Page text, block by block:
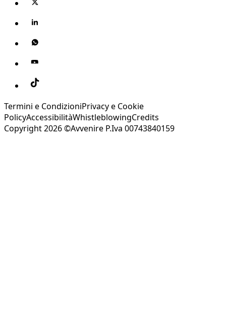
Termini e CondizioniPrivacy e Cookie
PolicyAccessibilitàWhistleblowingCredits
Copyright 2026 ©Avvenire P.Iva 00743840159